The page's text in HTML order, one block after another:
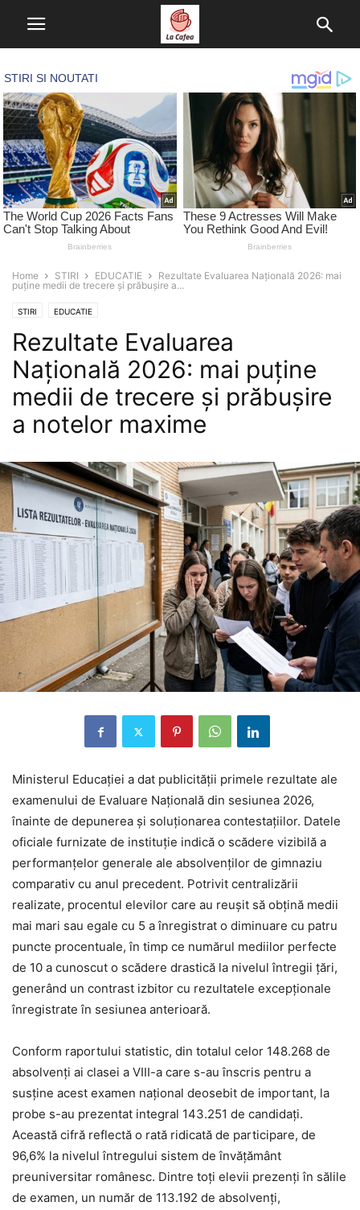
Home STIRI EDUCATIE
Rezultate Evaluarea Națională 2026: mai
puține medii de trecere și prăbușire a...
STIRI EDUCATIE
Rezultate Evaluarea
Națională 2026: mai puține
medii de trecere și prăbușire
a notelor maxime
Ministerul Educației a dat publicității primele rezultate ale
examenului de Evaluare Națională din sesiunea 2026,
înainte de depunerea și soluționarea contestațiilor. Datele
oficiale furnizate de instituție indică o scădere vizibilă a
performanțelor generale ale absolvenților de gimnaziu
comparativ cu anul precedent. Potrivit centralizării
realizate, procentul elevilor care au reușit să obțină medii
mai mari sau egale cu 5 a înregistrat o diminuare cu patru
puncte procentuale, în timp ce numărul mediilor perfecte
de 10 a cunoscut o scădere drastică la nivelul întregii țări,
generând un contrast izbitor cu rezultatele excepționale
înregistrate în sesiunea anterioară.
Conform raportului statistic, din totalul celor 148.268 de
absolvenți ai clasei a VIII-a care s-au înscris pentru a
susține acest examen național deosebit de important, la
probe s-au prezentat integral 143.251 de candidați.
Această cifră reflectă o rată ridicată de participare, de
96,6% la nivelul întregului sistem de învățământ
preuniversitar românesc. Dintre toți elevii prezenți în sălile
de examen, un număr de 113.192 de absolvenți,